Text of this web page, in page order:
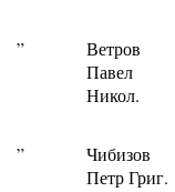
”
Ветров
Павел
Никол.
”
Чибизов
Петр Григ.